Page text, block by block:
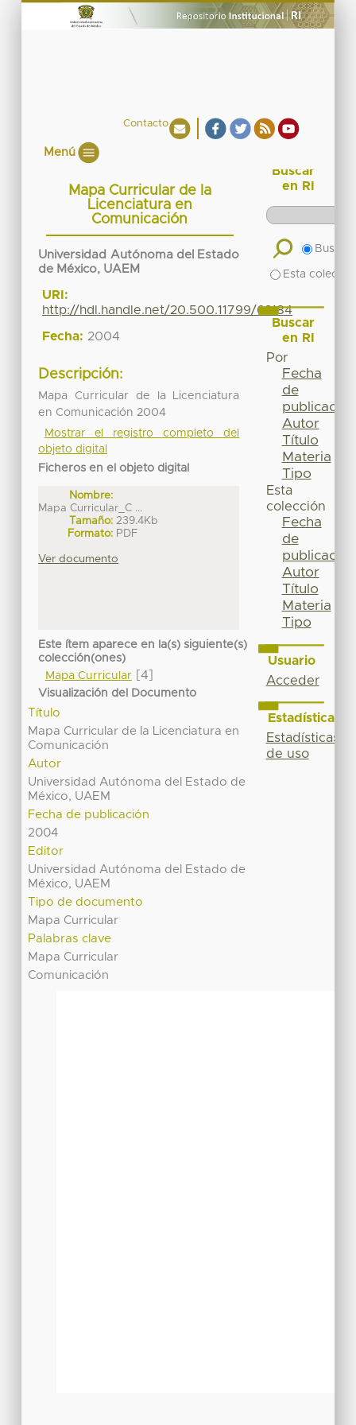
Contacto
Menú
Mapa Curricular de la
Licenciatura en
Comunicación
Universidad Autónoma del Estado
de México, UAEM
URI:
http://hdl.handle.net/20.500.11799/63184
Fecha: 2004
Descripción:
Mapa Curricular de la Licenciatura
en Comunicación 2004
Mostrar el registro completo del
objeto digital
Ficheros en el objeto digital
Nombre:
Mapa Curricular_C ...
Tamaño: 239.4Kb
Formato: PDF
Ver documento
Este ítem aparece en la(s) siguiente(s)
colección(ones)
Mapa Curricular[4]
Visualización del Documento
Título
Mapa Curricular de la Licenciatura en
Comunicación
Autor
Universidad Autónoma del Estado de
México, UAEM
Fecha de publicación
2004
Editor
Universidad Autónoma del Estado de
México, UAEM
Tipo de documento
Mapa Curricular
Palabras clave
Mapa Curricular
Comunicación
Buscar
en RI
Buscar
Esta
Buscar
en RI
Por
Fecha
de
publicación
Autor
Título
Materia
Tipo
Esta
colección
Fecha
de
publicación
Autor
Título
Materia
Tipo
Usuario
Acceder
Estadísticas
Estadísticas
de uso